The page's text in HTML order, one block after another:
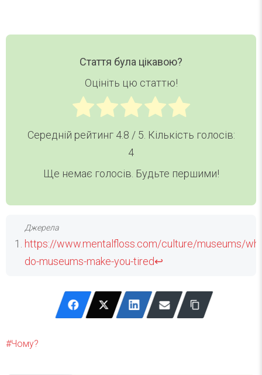
Стаття була цікавою?
Оцініть цю статтю!
Середній рейтинг 4.8 / 5. Кількість голосів:
4
Ще немає голосів. Будьте першими!
https://www.mentalfloss.com/culture/museums/
do-museums-make-you-tired↩
Чому?